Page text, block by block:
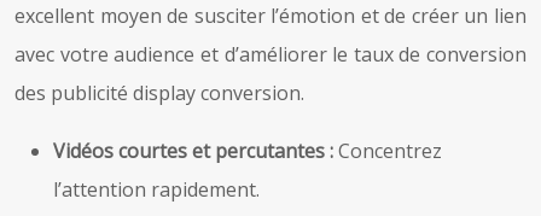
excellent moyen de susciter l’émotion et de créer un lien
avec votre audience et d’améliorer le taux de conversion
des publicité display conversion.
Vidéos courtes et percutantes :Concentrez
l’attention rapidement.